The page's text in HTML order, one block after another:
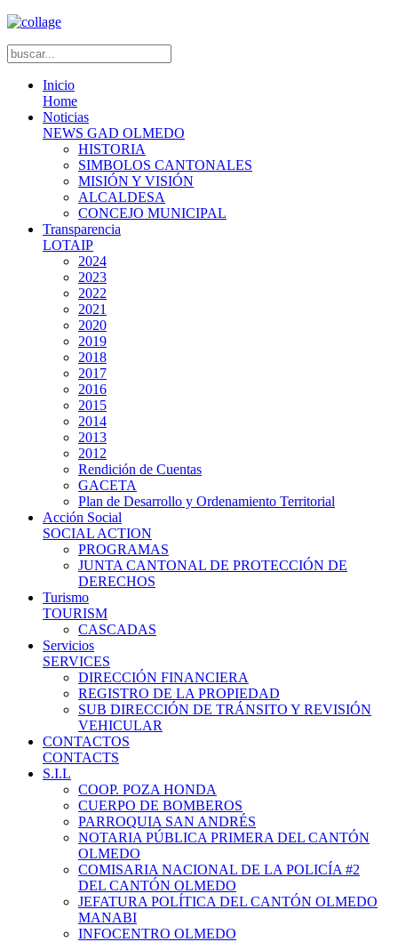
Inicio
Home
Noticias
NEWS GAD OLMEDO
HISTORIA
SIMBOLOS CANTONALES
MISIÓN Y VISIÓN
ALCALDESA
CONCEJO MUNICIPAL
Transparencia
LOTAIP
2024
2023
2022
2021
2020
2019
2018
2017
2016
2015
2014
2013
2012
Rendición de Cuentas
GACETA
Plan de Desarrollo y Ordenamiento Territorial
Acción Social
SOCIAL ACTION
PROGRAMAS
JUNTA CANTONAL DE PROTECCIÓN DE
DERECHOS
Turismo
TOURISM
CASCADAS
Servicios
SERVICES
DIRECCIÓN FINANCIERA
REGISTRO DE LA PROPIEDAD
SUB DIRECCIÓN DE TRÁNSITO Y REVISIÓN
VEHICULAR
CONTACTOS
CONTACTS
S.I.L
COOP. POZA HONDA
CUERPO DE BOMBEROS
PARROQUIA SAN ANDRÉS
NOTARIA PÚBLICA PRIMERA DEL CANTÓN
OLMEDO
COMISARIA NACIONAL DE LA POLICÍA #2
DEL CANTÓN OLMEDO
JEFATURA POLÍTICA DEL CANTÓN OLMEDO
MANABI
INFOCENTRO OLMEDO